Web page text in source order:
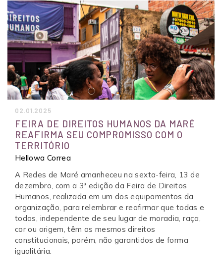
02.01.2025
FEIRA DE DIREITOS HUMANOS DA MARÉ
REAFIRMA SEU COMPROMISSO COM O
TERRITÓRIO
Hellowa Correa
A Redes de Maré amanheceu na sexta-feira, 13 de
dezembro, com a 3ª edição da Feira de Direitos
Humanos, realizada em um dos equipamentos da
organização, para relembrar e reafirmar que todas e
todos, independente de seu lugar de moradia, raça,
cor ou origem, têm os mesmos direitos
constitucionais, porém, não garantidos de forma
igualitária.